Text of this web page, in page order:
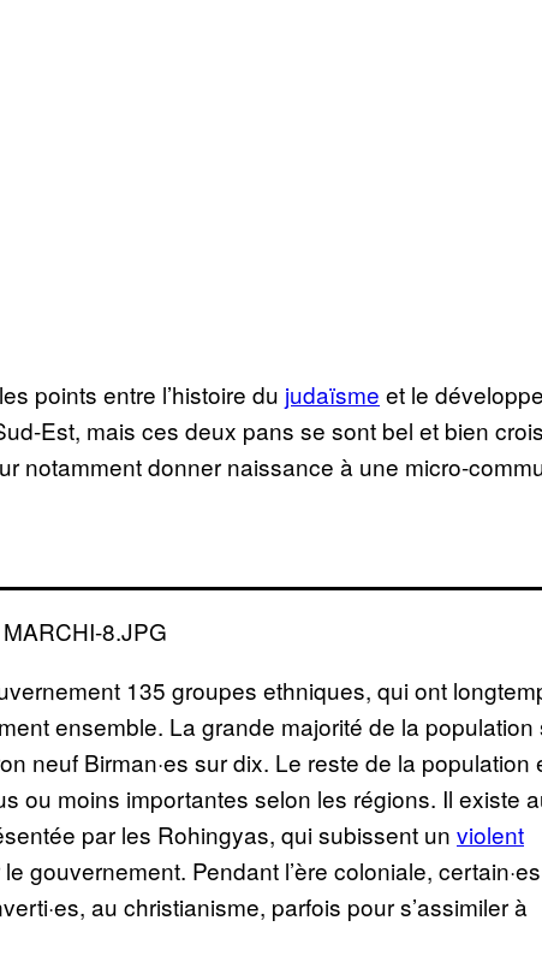
points entre l’histoire du judaïsme et le
Est, mais ces deux pans se sont bel et bien
notamment donner naissance à une micro-
135 groupes ethniques, qui ont
ensemble. La grande majorité de la population
neuf Birman·es sur dix. Le reste de la population
ou moins importantes selon les régions. Il existe
par les Rohingyas, qui subissent un violent
gouvernement. Pendant l’ère coloniale, certain·es
au christianisme, parfois pour s’assimiler à